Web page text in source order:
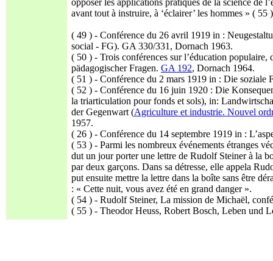
avant tout à instruire, à ‘éclairer’ les hommes » ( 55
( 49 ) - Conférence du 26 avril 1919 in :
social - FG). GA 330/331, Dornach 1963.
( 50 ) - Trois conférences sur l’éducation
pädagogischer Fragen. GA 192, Dornach 1964.
( 51 ) - Conférence du 2 mars 1919 in : Die soziale
( 52 ) - Conférence du 16 juin 1920 : Die
la triarticulation pour fonds et sols), in:
der Gegenwart (Agriculture et industrie. Nouvel
1957.
( 26 ) - Conférence du 14 septembre 1919 in :
( 53 ) - Parmi les nombreux événements étranges
dut un jour porter une lettre de Rudolf Steiner à la
par deux garçons. Dans sa détresse, elle appela
put ensuite mettre la lettre dans la boîte sans être
: « Cette nuit, vous avez été en grand danger ».
( 54 ) - Rudolf Steiner, La mission de Michaël,
( 55 ) - Theodor Heuss, Robert Bosch, Leben und